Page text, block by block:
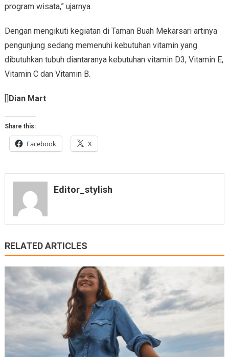
program wisata,” ujarnya.
Dengan mengikuti kegiatan di Taman Buah Mekarsari artinya
pengunjung sedang memenuhi kebutuhan vitamin yang
dibutuhkan tubuh diantaranya kebutuhan vitamin D3, Vitamin E,
Vitamin C dan Vitamin B.
Dian Mart
Share this:
Facebook X
Editor_stylish
RELATED ARTICLES